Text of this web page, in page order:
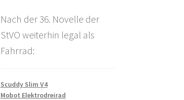
Nach der 36. Novelle der
StVO weiterhin legal als
Fahrrad:
Scuddy Slim V4
Mobot Elektrodreirad